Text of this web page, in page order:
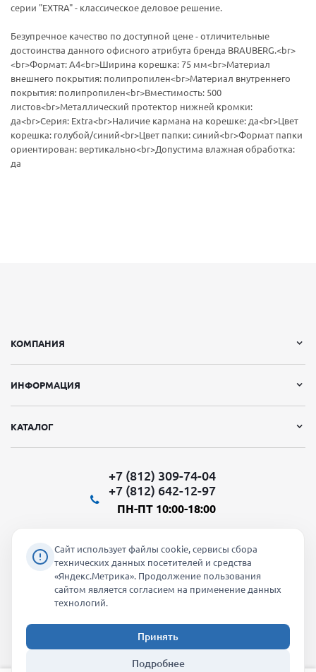
серии "EXTRA" - классическое деловое решение.
Безупречное качество по доступной цене - отличительные
достоинства данного офисного атрибута бренда BRAUBERG.<br>
<br>Формат: А4<br>Ширина корешка: 75 мм<br>Материал
внешнего покрытия: полипропилен<br>Материал внутреннего
покрытия: полипропилен<br>Вместимость: 500
листов<br>Металлический протектор нижней кромки:
да<br>Серия: Extra<br>Наличие кармана на корешке: да<br>Цвет
корешка: голубой/синий<br>Цвет папки: синий<br>Формат папки
ориентирован: вертикально<br>Допустима влажная обработка:
да
КОМПАНИЯ
ИНФОРМАЦИЯ
КАТАЛОГ
+7 (812) 309-74-04
+7 (812) 642-12-97
ПН-ПТ 10:00-18:00
Мы в социальных сетях:
2026 © "Молти" - оптовый магазин
info@molti-shop.ru
Сайт использует файлы cookie, сервисы сбора
технических данных посетителей и средства
«Яндекс.Метрика». Продолжение пользования
сайтом является согласием на применение данных
технологий.
Принять
Подробнее